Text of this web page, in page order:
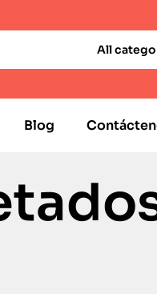
All
Blog